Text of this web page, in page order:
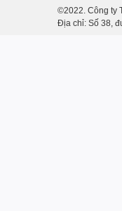
©2022. Công ty
Địa chỉ: Số 38,